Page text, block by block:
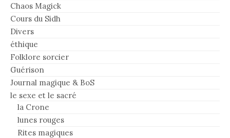
Chaos Magick
Cours du Sidh
Divers
éthique
Folklore sorcier
Guérison
Journal magique & BoS
le sexe et le sacré
la Crone
lunes rouges
Rites magiques